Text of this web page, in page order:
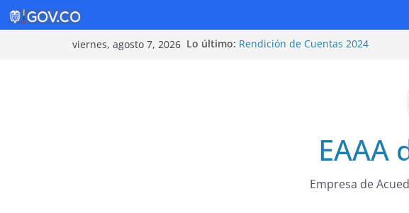
viernes, agosto 7, 2026 Lo último: Rendición de Cuentas 2024
EAAA
Empresa de